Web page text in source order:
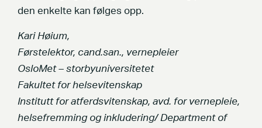
den enkelte kan følges opp.
Kari Høium,
Førstelektor, cand.san., vernepleier
OsloMet – storbyuniversitetet
Fakultet for helsevitenskap
Institutt for atferdsvitenskap, avd. for vernepleie,
helsefremming og inkludering/ Department of